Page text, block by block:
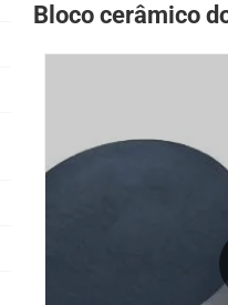
Bloco cerâmico